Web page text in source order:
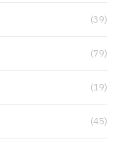
(39)
(79)
(19)
(45)